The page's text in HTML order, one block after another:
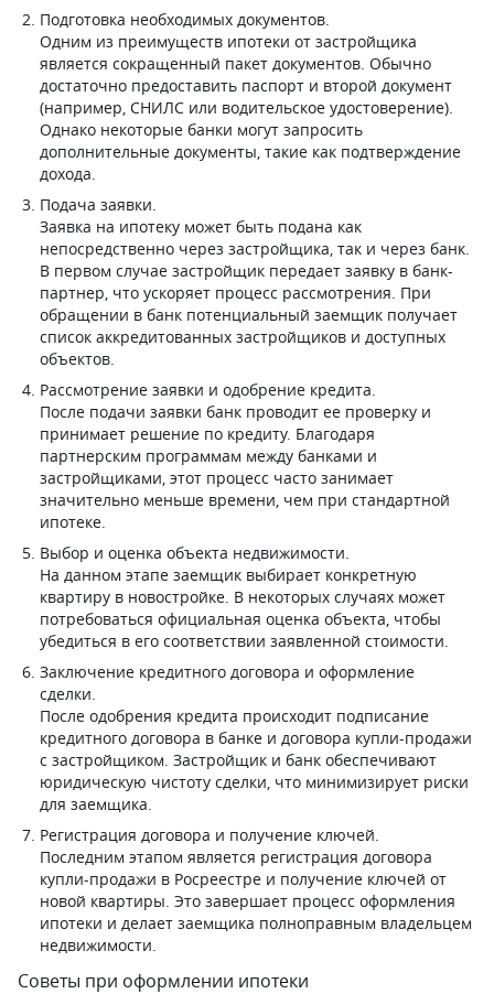
Подготовка необходимых документов.
Одним из преимуществ ипотеки от застройщика
является сокращенный пакет документов. Обычно
достаточно предоставить паспорт и второй документ
(например, СНИЛС или водительское удостоверение).
Однако некоторые банки могут запросить
дополнительные документы, такие как подтверждение
дохода.
Подача заявки.
Заявка на ипотеку может быть подана как
непосредственно через застройщика, так и через банк.
В первом случае застройщик передает заявку в банк-
партнер, что ускоряет процесс рассмотрения. При
обращении в банк потенциальный заемщик получает
список аккредитованных застройщиков и доступных
объектов.
Рассмотрение заявки и одобрение кредита.
После подачи заявки банк проводит ее проверку и
принимает решение по кредиту. Благодаря
партнерским программам между банками и
застройщиками, этот процесс часто занимает
значительно меньше времени, чем при стандартной
ипотеке.
Выбор и оценка объекта недвижимости.
На данном этапе заемщик выбирает конкретную
квартиру в новостройке. В некоторых случаях может
потребоваться официальная оценка объекта, чтобы
убедиться в его соответствии заявленной стоимости.
Заключение кредитного договора и оформление
сделки.
После одобрения кредита происходит подписание
кредитного договора в банке и договора купли-продажи
с застройщиком. Застройщик и банк обеспечивают
юридическую чистоту сделки, что минимизирует риски
для заемщика.
Регистрация договора и получение ключей.
Последним этапом является регистрация договора
купли-продажи в Росреестре и получение ключей от
новой квартиры. Это завершает процесс оформления
ипотеки и делает заемщика полноправным владельцем
недвижимости.
Советы при оформлении ипотеки